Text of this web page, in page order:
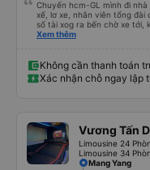
Chuyến hcm-GL mình đi
xế, lơ xe, nhân viên tổng
số tài xog ra bến chờ xe tới,
sẽ hỏi mình tên và sdt đặt
cổng usb A sac pin. Điểm
riêng Xe chạy êm
Xem thêm
Không cần thanh toán
Xác nhận chỗ ngay lập
Vương Tấn
Limousine 24
Limousine 34
Mang Yang